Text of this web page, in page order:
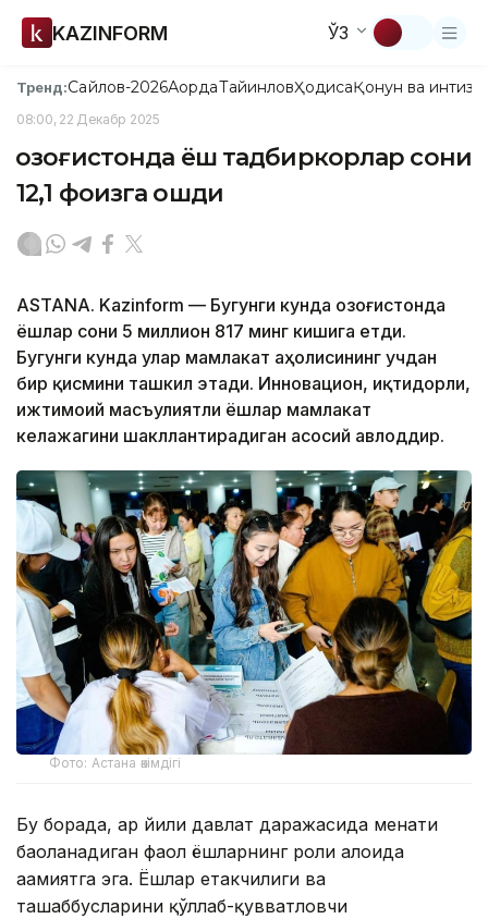
KAZINFORM ЎЗ
Тренд:Сайлов-2026АқордаТайинловҲодисаҚонун ва
08:00, 22 Декабр 2025
Қозоғистонда ёш тадбиркорлар сони
12,1 фоизга ошди
ASTANA. Kazinform — Бугунги кунда Қозоғистонда
ёшлар сони 5 миллион 817 минг кишига етди.
Бугунги кунда улар мамлакат аҳолисининг учдан
бир қисмини ташкил этади. Инновацион, иқтидорли,
ижтимоий масъулиятли ёшлар мамлакат
келажагини шакллантирадиган асосий авлоддир.
Фото: Астана әкімдігі
Бу борада, ҳар йили давлат даражасида меҳнати
баҳоланадиган фаол ёшларнинг роли алоҳида
аҳамиятга эга. Ёшлар етакчилиги ва
ташаббусларини қўллаб-қувватловчи